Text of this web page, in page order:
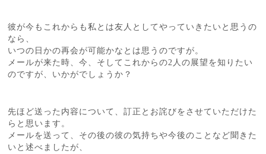
彼が今もこれからも私とは友人としてやっていきたいと思うの
なら、
いつの日かの再会が可能かなとは思うのですが。
メールが来た時、今、そしてこれからの2人の展望を知りたい
のですが、いかがでしょうか？
先ほど送った内容について、訂正とお詫びをさせていただけた
らと思います。
メールを送って、その後の彼の気持ちや今後のことなど聞きた
いと述べましたが、